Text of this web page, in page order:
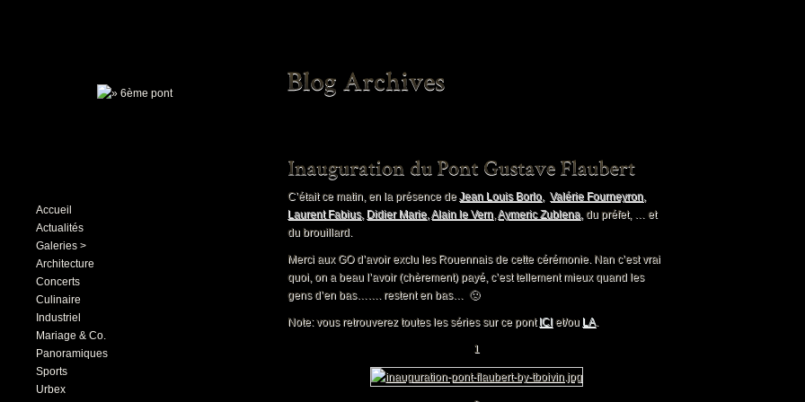
Accueil
Actualités
Galeries >
Architecture
Concerts
Culinaire
Industriel
Mariage & Co.
Panoramiques
Sports
Urbex
C’était ce matin, en la présence de Jean Louis Borlo, Valérie Fourneyron,
Laurent Fabius, Didier Marie,Alain le Vern, Aymeric Zublena, du préfet, … et
du brouillard.
Merci aux GO d’avoir exclu les Rouennais de cette cérémonie. Nan c’est vrai
quoi, on a beau l’avoir (chèrement) payé, c’est tellement mieux quand les
gens d’en bas……. restent en bas… 🙁
Note: vous retrouverez toutes les séries sur ce pont ICIet/ou LA.
1